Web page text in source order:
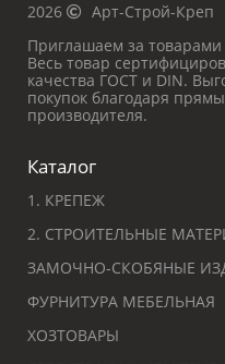
2026
Арт-Строй-Креп
Приглашаем за товарами
Весь товар
качества ГОСТ и DIN.
покупок благодаря
производителя.
Каталог
1. КРЕПЕЖ
2. СТРОИТЕЛЬНЫЕ
ЗАМОЧНО-СКОБЯНЫЕ
ФУРНИТУРА МЕБЕЛЬНАЯ
ХОЗТОВАРЫ